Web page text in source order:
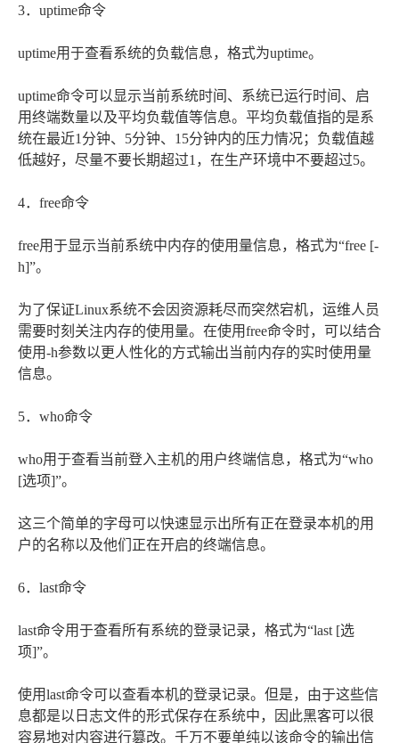
3．uptime命令
uptime用于查看系统的负载信息，格式为uptime。
uptime命令可以显示当前系统时间、系统已运行时间、启
用终端数量以及平均负载值等信息。平均负载值指的是系
统在最近1分钟、5分钟、15分钟内的压力情况；负载值越
低越好，尽量不要长期超过1，在生产环境中不要超过5。
4．free命令
free用于显示当前系统中内存的使用量信息，格式为“free [-
h]”。
为了保证Linux系统不会因资源耗尽而突然宕机，运维人员
需要时刻关注内存的使用量。在使用free命令时，可以结合
使用-h参数以更人性化的方式输出当前内存的实时使用量
信息。
5．who命令
who用于查看当前登入主机的用户终端信息，格式为“who
[选项]”。
这三个简单的字母可以快速显示出所有正在登录本机的用
户的名称以及他们正在开启的终端信息。
6．last命令
last命令用于查看所有系统的登录记录，格式为“last [选
项]”。
使用last命令可以查看本机的登录记录。但是，由于这些信
息都是以日志文件的形式保存在系统中，因此黑客可以很
容易地对内容进行篡改。千万不要单纯以该命令的输出信